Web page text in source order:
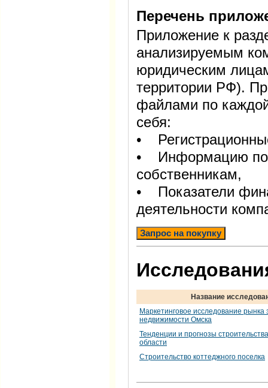
Перечень
Приложение к
анализируемым
юридическим
территории РФ).
файлами по
себя:
•
• Информацию по
собственникам,
• Показатели
деятельности
Запрос на покупку
Название
Маркетинговое исследование рынка
недвижимости Омска
Тенденции и прогнозы
области
Строительство коттеджного поселка